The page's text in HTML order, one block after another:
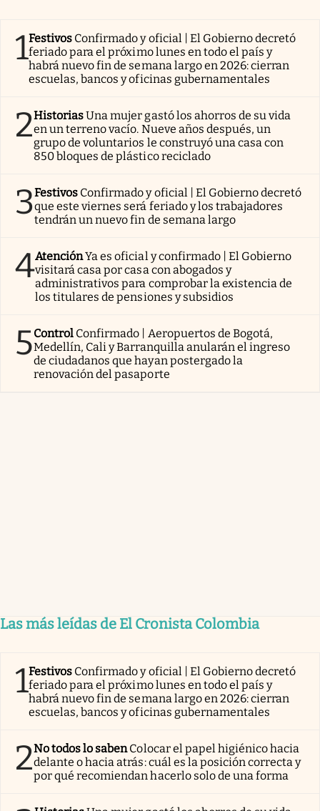
1Festivos Confirmado y oficial | El Gobierno decretó
feriado para el próximo lunes en todo el país y
habrá nuevo fin de semana largo en 2026: cierran
escuelas, bancos y oficinas gubernamentales
2HistoriasUna mujer gastó los ahorros de su vida
en un terreno vacío. Nueve años después, un
grupo de voluntarios le construyó una casa con
850 bloques de plástico reciclado
3Festivos Confirmado y oficial | El Gobierno decretó
que este viernes será feriado y los trabajadores
tendrán un nuevo fin de semana largo
4AtenciónYa es oficial y confirmado | El Gobierno
visitará casa por casa con abogados y
administrativos para comprobar la existencia de
los titulares de pensiones y subsidios
5Control Confirmado | Aeropuertos de Bogotá,
Medellín, Cali y Barranquilla anularán el ingreso
de ciudadanos que hayan postergado la
renovación del pasaporte
Las más leídas de El Cronista Colombia
1Festivos Confirmado y oficial | El Gobierno decretó
feriado para el próximo lunes en todo el país y
habrá nuevo fin de semana largo en 2026: cierran
escuelas, bancos y oficinas gubernamentales
2No todos lo sabenColocar el papel higiénico hacia
delante o hacia atrás: cuál es la posición correcta y
por qué recomiendan hacerlo solo de una forma